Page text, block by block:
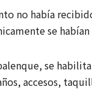
no había
se
se
accesos,